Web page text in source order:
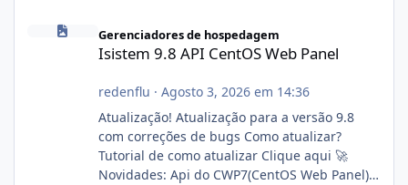
Isistem 9.8 API CentOS Web Panel
Gerenciadores de hospedagem
Isistem 9.8 API CentOS Web Panel
redenflu · Agosto 3, 2026 em 14:36
Atualização! Atualização para a versão 9.8
com correções de bugs Como atualizar?
Tutorial de como atualizar Clique aqui 🚀
Novidades: Api do CWP7(CentOS Web Panel)